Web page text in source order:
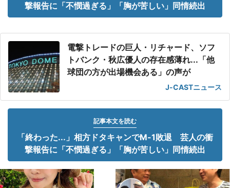
撃報告に「不憫過ぎる」「胸が苦しい」同情続出
電撃トレードの巨人・リチャード、ソフ
トバンク・秋広優人の存在感薄れ...「他
球団の方が出場機会ある」の声が
J-CASTニュース
記事本文を読む
「終わった...」相方ドタキャンでM-1敗退 芸人の衝
撃報告に「不憫過ぎる」「胸が苦しい」同情続出